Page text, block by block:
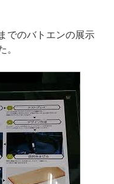
でのバトエンの展示
。